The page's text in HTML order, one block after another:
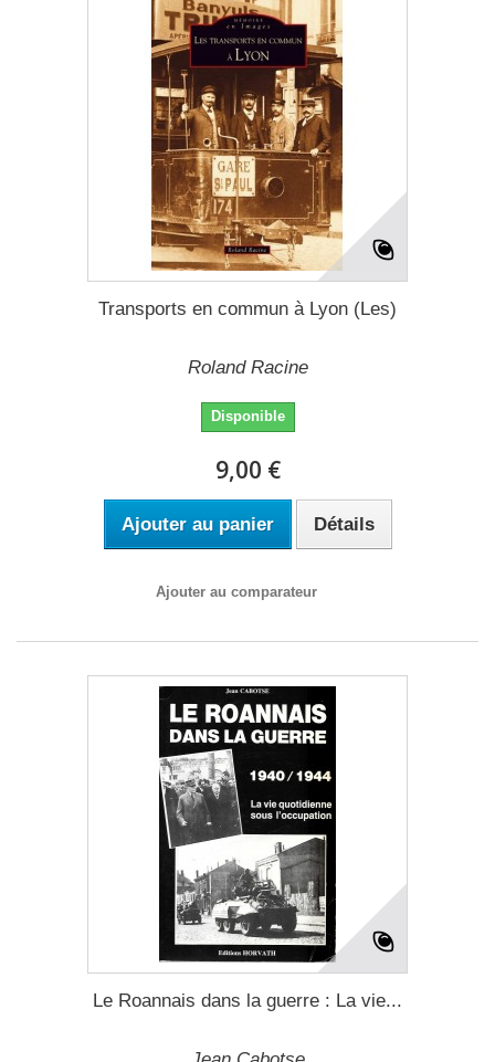
Transports en commun à Lyon (Les)
Roland Racine
Disponible
9,00 €
Ajouter au panier Détails
Ajouter au comparateur
Le Roannais dans la guerre : La vie...